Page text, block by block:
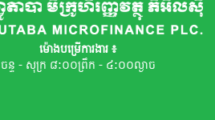
ម៉ោងបម្រើការងារ ៖
ចន្ទ - សុក្រ ៨:០០ព្រឹក - ៤:០០ល្ងាច